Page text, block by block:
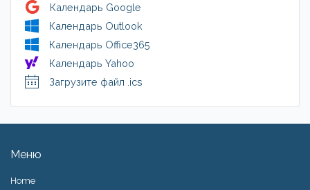
Календарь Google
Календарь Outlook
Календарь Office365
Календарь Yahoo
Загрузите файл .ics
Меню
Home